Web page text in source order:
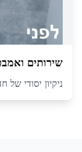
שירותים
ניקיון יסודי